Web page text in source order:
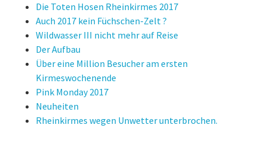
Die Toten Hosen Rheinkirmes 2017
Auch 2017 kein Füchschen-Zelt ?
Wildwasser III nicht mehr auf Reise
Der Aufbau
Über eine Million Besucher am ersten
Kirmeswochenende
Pink Monday 2017
Neuheiten
Rheinkirmes wegen Unwetter unterbrochen.